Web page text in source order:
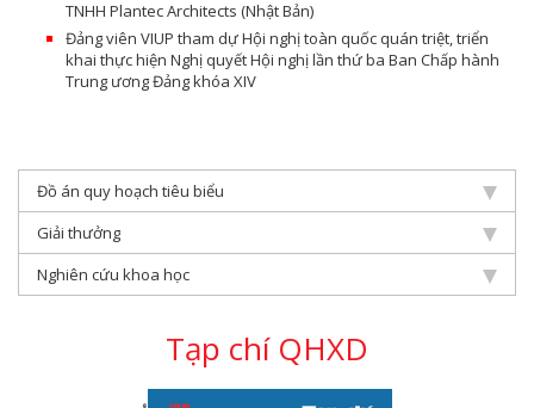
TNHH Plantec Architects (Nhật Bản)
Đảng viên VIUP tham dự Hội nghị toàn quốc quán triệt, triển
khai thực hiện Nghị quyết Hội nghị lần thứ ba Ban Chấp hành
Trung ương Đảng khóa XIV
Đồ án quy hoạch tiêu biểu
Giải thưởng
Nghiên cứu khoa học
Tạp chí QHXD